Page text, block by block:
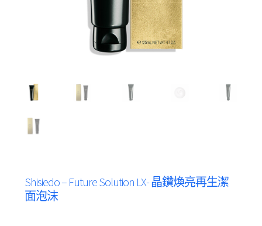
Shisiedo – Future Solution LX- 晶鑽煥亮再生潔
面泡沫